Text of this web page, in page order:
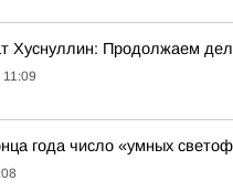
Хуснуллин: Продолжаем
11:09
года число «умных